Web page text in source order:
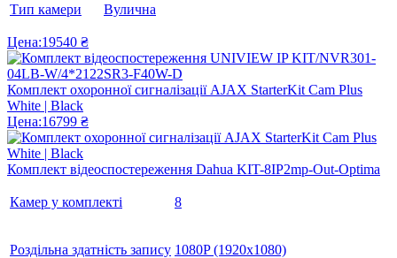
Тип камери Вулична
Цена:19540 ₴
Комплект охоронної сигналізації AJAX StarterKit Cam Plus
White | Black
Цена:16799 ₴
Комплект відеоспостереження Dahua KIT-8IP2mp-Out-Optima
Камер у комплекті 8
Роздільна здатність запису 1080P (1920x1080)